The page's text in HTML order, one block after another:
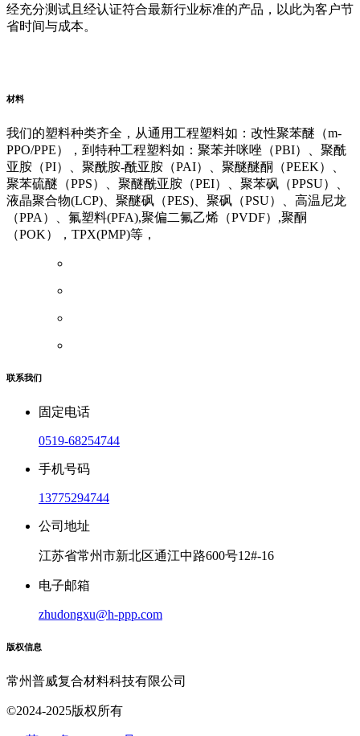
经充分测试且经认证符合最新行业标准的产品，以此为客户节
省时间与成本。
材料
我们的塑料种类齐全，从通用工程塑料如：改性聚苯醚（m-
PPO/PPE），到特种工程塑料如：聚苯并咪唑（PBI）、聚酰
亚胺（PI）、聚酰胺-酰亚胺（PAI）、聚醚醚酮（PEEK）、
聚苯硫醚（PPS）、聚醚酰亚胺（PEI）、聚苯砜（PPSU）、
液晶聚合物(LCP)、聚醚砜（PES)、聚砜（PSU）、高温尼龙
（PPA）、氟塑料(PFA),聚偏二氟乙烯（PVDF）,聚酮
（POK），TPX(PMP)等，
联系我们
固定电话
0519-68254744
手机号码
13775294744
公司地址
江苏省常州市新北区通江中路600号12#-16
电子邮箱
zhudongxu@h-ppp.com
版权信息
常州普威复合材料科技有限公司
©2024-2025版权所有